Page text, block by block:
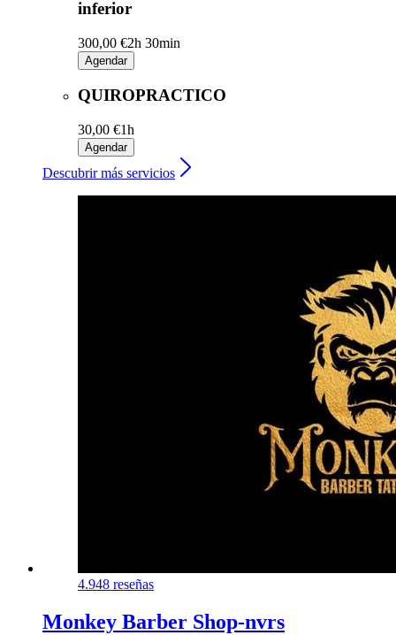
inferior
300,00 €2h 30min
Agendar
QUIROPRACTICO
30,00 €1h
Agendar
Descubrir más servicios
4.948 reseñas
Monkey Barber Shop-nvrs